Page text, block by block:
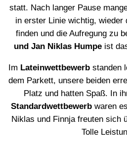
statt. Nach langer Pause
in erster Linie wichtig, wieder
finden und die Aufregung zu
und Jan Niklas Humpe ist
Im Lateinwettbewerb standen
dem Parkett, unsere beiden
Platz und hatten Spaß. In
Standardwettbewerbwaren
Niklas und Finnja freuten sich
Tolle